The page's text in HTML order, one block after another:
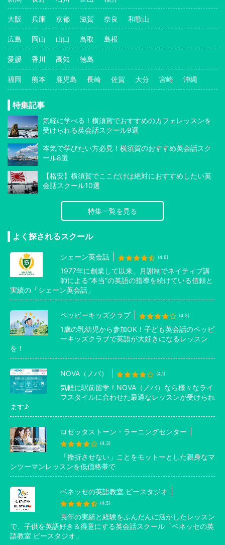
大阪 兵庫 京都 滋賀 奈良 和歌山
広島 岡山 山口 鳥取 島根
愛媛 香川 高知 徳島
福岡 熊本 鹿児島 長崎 佐賀 大分 宮崎 沖縄
特集記事
気軽に学べる！横須賀でおすすめのカフェレッスンを
受けられる英会話スクール9選
本気で学びたい方必見！横須賀のおすすめ英会話スク
ール8選
【格安】横須賀でここだけは絶対におすすめしたい英
会話スクール10選
特集一覧を見る
よく探されるスクール
シェーン英会話 (4.8)
1977年に創業して以来、月謝制でネイティブ講
師による”本当”の英語の指導を続けている信頼と
実績の「シェーン英会話」
ペッピーキッズクラブ (4.2)
1歳の乳幼児から参加OK！子ども英会話のペッピ
ーキッズクラブで英語が大好きになるレッスン
を！
NOVA（ノバ） (4.1)
気軽に駅前留学！NOVA（ノバ）なら様々なライ
フスタイルに合わせた最適なレッスンが受けられ
ます♪
ロゼッタストーン・ラーニングセンター
(4.3)
「挫折させない」ことをモットーとした親身なマ
ンツーマンレッスンを低価格帯で
ベネッセの英語教室 ビースタジオ
(4.5)
長年の実績と経験をふんだんに活かしたレッスン
で、子供を英語好き＆得意にする英会話スクール「ベネッセの英
語教室 ビースタジオ」